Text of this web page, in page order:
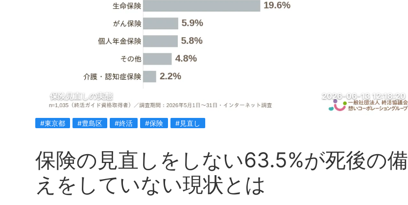
保険見直しの実態 2026-06-13 12:18:20
#東京都 #豊島区 #終活 #保険 #見直し
保険の見直しをしない63.5%が死後の備
えをしていない現状とは